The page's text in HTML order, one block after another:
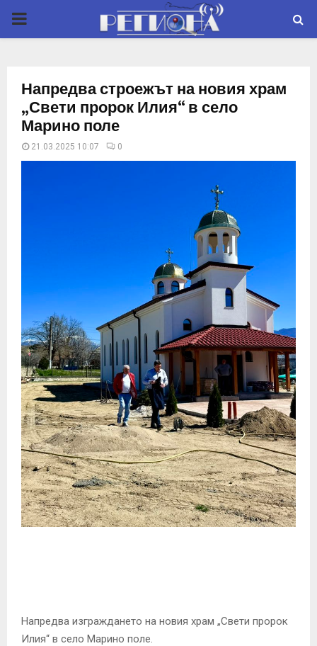
P
M
E
N
U
Напредва строежът на новия храм
„Свети пророк Илия“ в село
Марино поле
21.03.2025 10:07 0
Напредва изграждането на новия храм „Свети пророк
Илия“ в село Марино поле.